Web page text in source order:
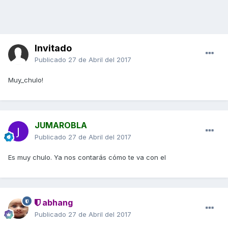
Invitado
Publicado 27 de Abril del 2017
Muy_chulo!
JUMAROBLA
Publicado 27 de Abril del 2017
Es muy chulo. Ya nos contarás cómo te va con el
abhang
Publicado 27 de Abril del 2017